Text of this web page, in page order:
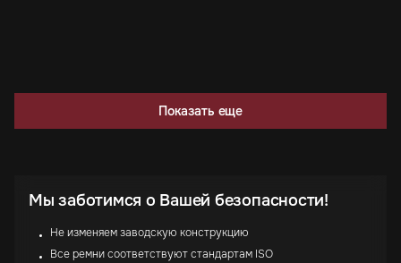
Показать еще
Мы заботимся о Вашей безопасности!
Не изменяем заводскую конструкцию
Все ремни соответствуют стандартам ISO